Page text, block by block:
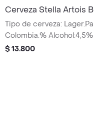
Cerveza Stella Artois
Tipo de cerveza:
Colombia.% Alcohol:4,5%
$ 13.800